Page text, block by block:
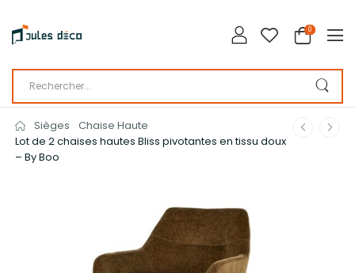
0
Sièges
Chaise Haute
Lot de 2 chaises hautes Bliss pivotantes en tissu doux
– By Boo